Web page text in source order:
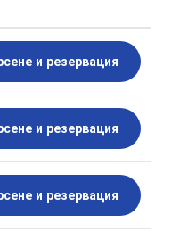
и резервация
и резервация
и резервация